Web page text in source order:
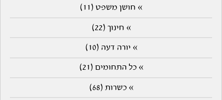
» חושן משפט (11)
» חינוך (22)
» יורה דעה (10)
» כל התחומים (21)
» כשרות (68)